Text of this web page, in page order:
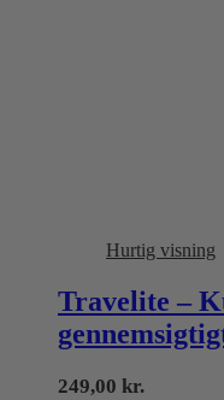
Hurtig visning
Travelite –
249,00 kr.